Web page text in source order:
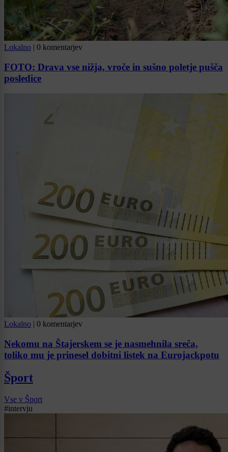
Lokalno | 0 komentarjev
FOTO: Drava vse nižja, vroče in sušno poletje pušča
posledice
Lokalno | 0 komentarjev
Nekomu na Štajerskem se je nasmehnila sreča,
toliko mu je prinesel dobitni listek na Eurojackpotu
Šport
Vse v Šport
#intervju